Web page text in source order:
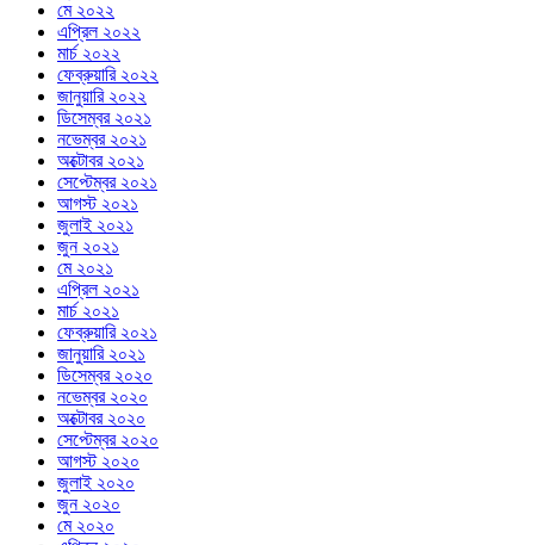
মে ২০২২
এপ্রিল ২০২২
মার্চ ২০২২
ফেব্রুয়ারি ২০২২
জানুয়ারি ২০২২
ডিসেম্বর ২০২১
নভেম্বর ২০২১
অক্টোবর ২০২১
সেপ্টেম্বর ২০২১
আগস্ট ২০২১
জুলাই ২০২১
জুন ২০২১
মে ২০২১
এপ্রিল ২০২১
মার্চ ২০২১
ফেব্রুয়ারি ২০২১
জানুয়ারি ২০২১
ডিসেম্বর ২০২০
নভেম্বর ২০২০
অক্টোবর ২০২০
সেপ্টেম্বর ২০২০
আগস্ট ২০২০
জুলাই ২০২০
জুন ২০২০
মে ২০২০